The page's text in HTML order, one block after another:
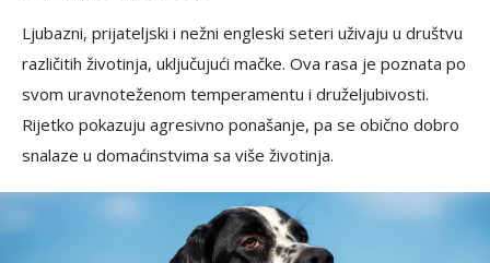
Ljubazni, prijateljski i nežni engleski seteri uživaju u društvu
različitih životinja, uključujući mačke. Ova rasa je poznata po
svom uravnoteženom temperamentu i druželjubivosti.
Rijetko pokazuju agresivno ponašanje, pa se obično dobro
snalaze u domaćinstvima sa više životinja.